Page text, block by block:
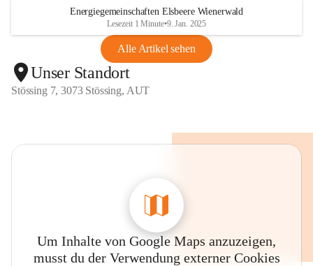
Energiegemeinschaften Elsbeere Wienerwald
Lesezeit 1 Minute•9. Jan. 2025
Alle Artikel sehen
Unser Standort
Stössing 7, 3073 Stössing, AUT
Um Inhalte von Google Maps anzuzeigen,
musst du der Verwendung externer Cookies